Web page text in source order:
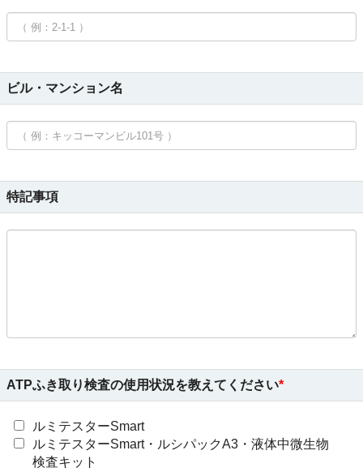
ビル・マンション名
特記事項
ATPふき取り検査の使用状況を教えてください
ルミテスターSmart
ルミテスターSmart・ルシパックA3・液体中微生物
検査キット